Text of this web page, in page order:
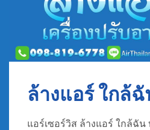
ล้างแอร์ ใกล้
แอร์เซอร์วิส ล้างแอร์ ใกล้ฉัน